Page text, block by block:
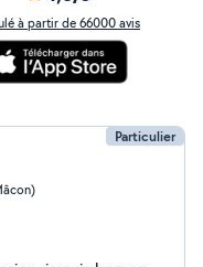
à partir de 66000 avis
Particulier